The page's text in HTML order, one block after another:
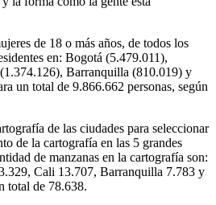
de 18 o más años, de todos los
en: Bogotá (5.479.011),
Barranquilla (810.019) y
un total de 9.866.662 personas, según
de las ciudades para seleccionar
de la cartografía en las 5 grandes
de manzanas en la cartografía son:
Cali 13.707, Barranquilla 7.783 y
total de 78.638.